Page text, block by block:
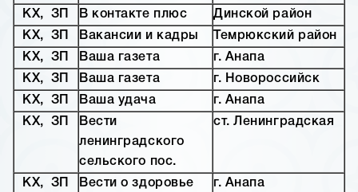
КХ, ЗП
В контакте плюс
Динской район
КХ, ЗП
Вакансии и кадры
Темрюкский район
КХ, ЗП
Ваша газета
г. Анапа
КХ, ЗП
Ваша газета
г. Новороссийск
КХ, ЗП
Ваша удача
г. Анапа
КХ, ЗП
Вести
ленинградского
сельского пос.
ст. Ленинградская
КХ, ЗП Вести о здоровье
г. Анапа